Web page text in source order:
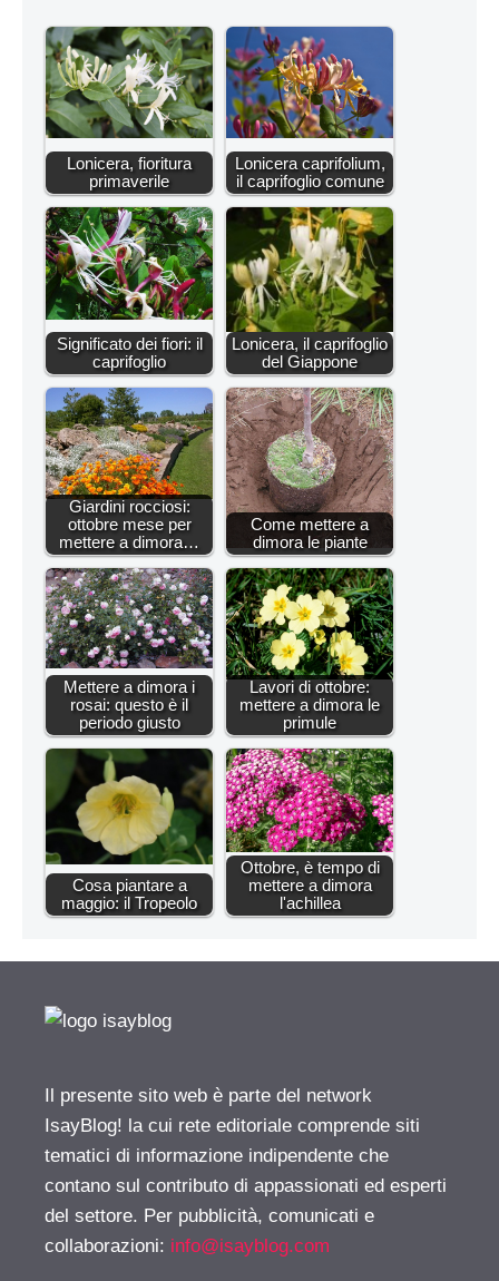
Lonicera, fioritura
primaverile
Lonicera caprifolium,
il caprifoglio comune
Significato dei fiori: il
caprifoglio
Lonicera, il caprifoglio
del Giappone
Giardini rocciosi:
ottobre mese per
mettere a dimora…
Come mettere a
dimora le piante
Mettere a dimora i
rosai: questo è il
periodo giusto
Lavori di ottobre:
mettere a dimora le
primule
Cosa piantare a
maggio: il Tropeolo
Ottobre, è tempo di
mettere a dimora
l'achillea
Il presente sito web è parte del network
IsayBlog! la cui rete editoriale comprende siti
tematici di informazione indipendente che
contano sul contributo di appassionati ed esperti
del settore. Per pubblicità, comunicati e
collaborazioni: info@isayblog.com